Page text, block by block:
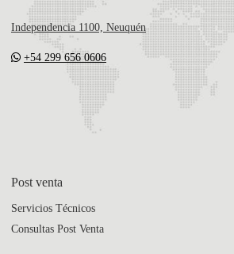
Independencia 1100, Neuquén
+54 299 656 0606
Post venta
Servicios Técnicos
Consultas Post Venta